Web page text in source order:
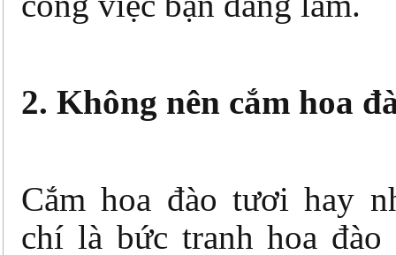
2. Không nên cắm hoa
Cắm hoa đào tươi hay
chí là bức tranh hoa đào